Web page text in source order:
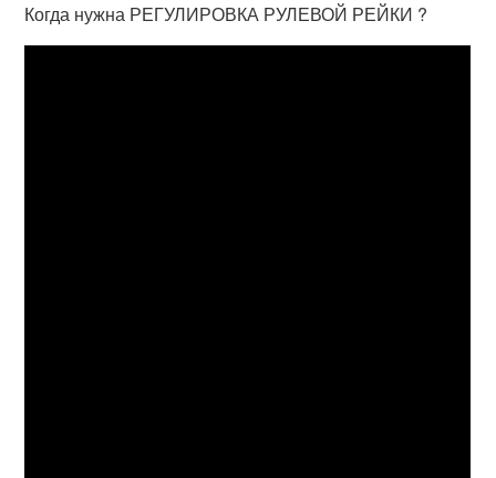
Когда нужна РЕГУЛИРОВКА РУЛЕВОЙ РЕЙКИ ?